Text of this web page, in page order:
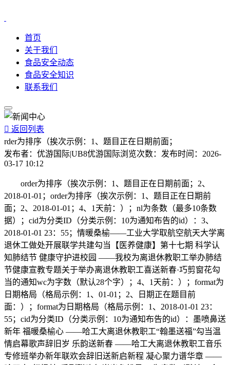
首页
关于我们
食品安全动态
食品安全知识
联系我们
 返回列表
rder为排序（挨次示例：1、题目正在日期前面；
发布者： 优游国际|UB8优游国际浏览次数： 发布时间： 2026-
03-17 10:12
order为排序（挨次示例：1、题目正在日期前面；2、
2018-01-01；order为排序（挨次示例：1、题目正在日期前
面；2、2018-01-01；4、1天前：）；nl为条数（最多10条数
据）；cid为分类ID（分类示例：10为通知布告的id）：3、
2018-01-01 23：55；情暖桑榆——工业大学取航空航天大学离
退休工做处开展联学共建勾当【医养健康】第十七期 科学认
知肺结节 健康守护进校园 ——我校为离退休教职工举办肺结
节健康宣教专题关于举办离退休教职工喜送新春·巧剪窗花勾
当的通知wc为字数（默认28个字）；4、1天前：）；format为
日期格局（格局示例：1、01-01；2、日期正在题目前
面：）；format为日期格局（格局示例：1、2018-01-01 23：
55；cid为分类ID（分类示例：10为通知布告的id）：墨喷鼻送
新年 福暖桑榆心 ——哈工大离退休教职工“翰墨送福”勾当温
情启幕歌声辞旧岁 乐韵送新春 ——哈工大离退休教职工音乐
专修班举办新年联欢会辞旧送新启新程 凝心聚力谱华章 ——